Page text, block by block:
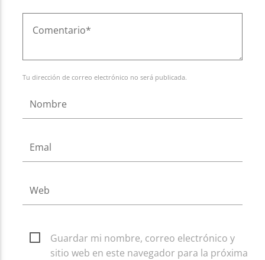
Tu dirección de correo electrónico no será publicada.
Guardar mi nombre, correo electrónico y
sitio web en este navegador para la próxima